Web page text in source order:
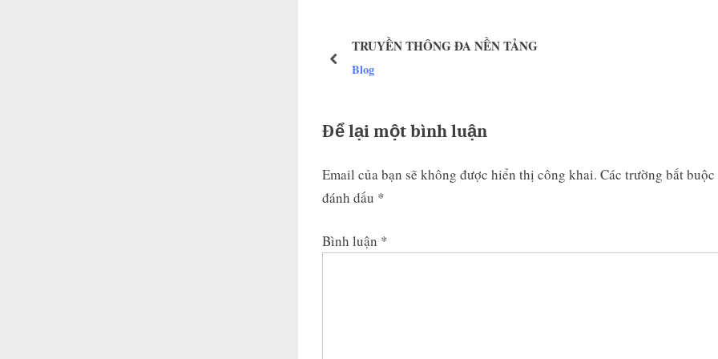
P
t
TRUYỀN THÔNG ĐA NỀN TẢNG
Blog
prev
Để lại một bình luận
Email của bạn sẽ không được hiển thị công khai. Các trường bắt buộc
đánh dấu *
Bình luận *